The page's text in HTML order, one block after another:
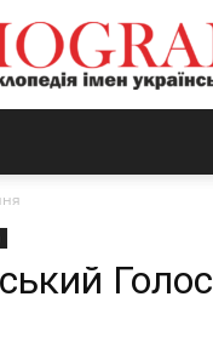
Голос